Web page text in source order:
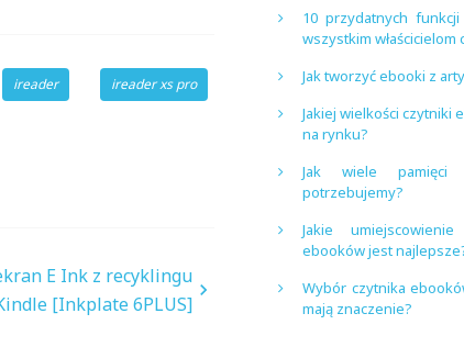
ireader ireader xs pro
E Ink z recyklingu
[Inkplate 6PLUS]
10 przydatnych
wszystkim
Jak tworzyć ebooki z
Jakiej wielkości czytniki
na rynku?
Jak wiele pamięci
potrzebujemy?
Jakie
ebooków jest
Wybór czytnika
mają znaczenie?